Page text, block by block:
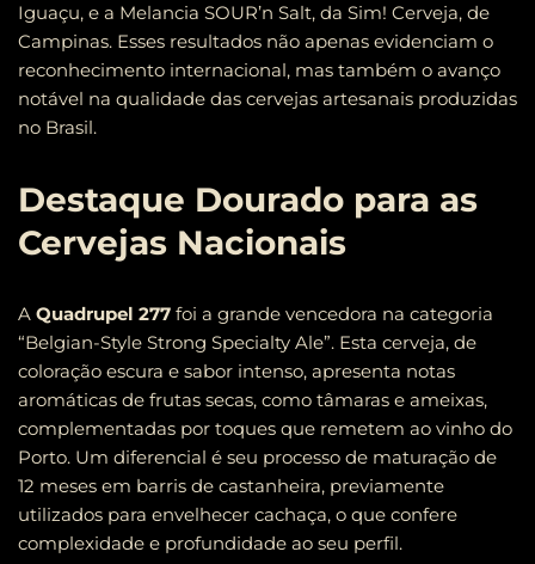
Iguaçu, e a Melancia SOUR’n Salt, da Sim! Cerveja, de
Campinas. Esses resultados não apenas evidenciam o
reconhecimento internacional, mas também o avanço
notável na qualidade das cervejas artesanais produzidas
no Brasil.
Destaque Dourado para as
Cervejas Nacionais
A Quadrupel 277 foi a grande vencedora na categoria
“Belgian-Style Strong Specialty Ale”. Esta cerveja, de
coloração escura e sabor intenso, apresenta notas
aromáticas de frutas secas, como tâmaras e ameixas,
complementadas por toques que remetem ao vinho do
Porto. Um diferencial é seu processo de maturação de
12 meses em barris de castanheira, previamente
utilizados para envelhecer cachaça, o que confere
complexidade e profundidade ao seu perfil.